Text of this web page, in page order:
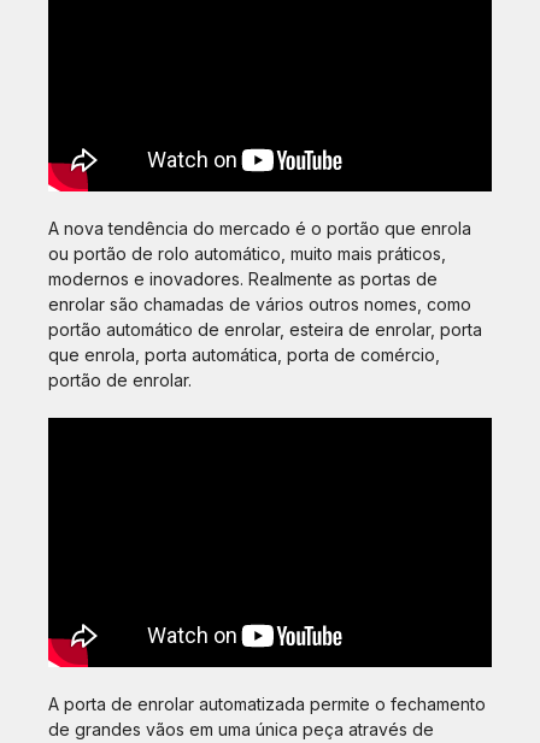
A nova tendência do mercado é o portão que enrola
ou portão de rolo automático, muito mais práticos,
modernos e inovadores. Realmente as portas de
enrolar são chamadas de vários outros nomes, como
portão automático de enrolar, esteira de enrolar, porta
que enrola, porta automática, porta de comércio,
portão de enrolar.
A porta de enrolar automatizada permite o fechamento
de grandes vãos em uma única peça através de